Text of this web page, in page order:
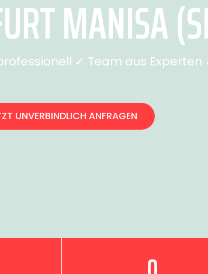
MANISA
✓ Team aus
UNVERBINDLICH ANFRAGEN